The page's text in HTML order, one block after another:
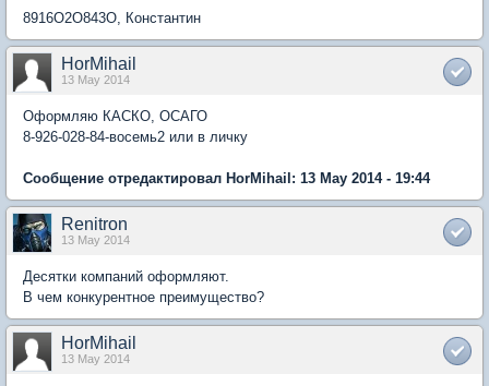
8916O2O843O, Константин
HorMihail
13 May 2014
Оформляю КАСКО, ОСАГО
8-926-028-84-восемь2 или в личку
Сообщение отредактировал HorMihail: 13 May 2014 - 19:44
Renitron
13 May 2014
Десятки компаний оформляют.
В чем конкурентное преимущество?
HorMihail
13 May 2014